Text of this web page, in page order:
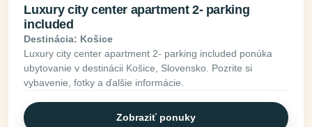
Luxury city center apartment 2- parking
included
Destinácia: Košice
Luxury city center apartment 2- parking included ponúka
ubytovanie v destinácii Košice, Slovensko. Pozrite si
vybavenie, fotky a ďalšie informácie.
Zobraziť ponuky